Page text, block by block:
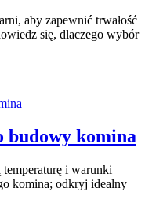
aby zapewnić trwałość
się, dlaczego wybór
budowy komina
i warunki
komina; odkryj idealny